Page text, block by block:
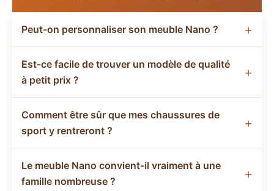
Peut-on personnaliser son meuble Nano ?
basique, n'hésitez pas à changer les poignées pour
des modèles en cuir ou en céramique. Cela lui donne
immédiatement un cachet fou et un côté "art de
vivre" unique qui s'adaptera parfaitement à votre
décoration intérieure.
Est-ce facile de trouver un modèle de qualité
à petit prix ?
MDF ou mélaminé qui sont abordables et résistants.
Mon conseil : privilégiez les finitions mates, elles
marquent moins les traces de doigts et les coups de
chaussures que les finitions brillantes, surtout avec
des enfants dans les parages.
Comment être sûr que mes chaussures de
sport y rentreront ?
des baskets classiques jusqu'à la pointure 45. Si vous
avez des chaussures très larges (type chaussures de
Le meuble Nano convient-il vraiment à une
famille nombreuse ?